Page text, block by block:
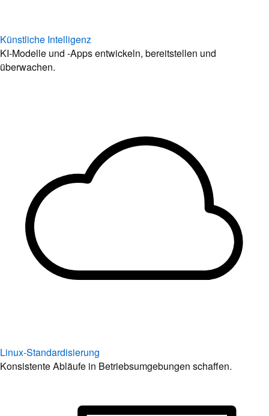
Künstliche Intelligenz
KI-Modelle und -Apps entwickeln, bereitstellen und
überwachen.
Linux-Standardisierung
Konsistente Abläufe in Betriebsumgebungen schaffen.